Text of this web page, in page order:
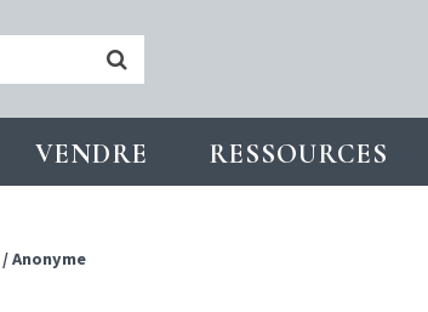
VENDRE RESSOURCES
/Anonyme